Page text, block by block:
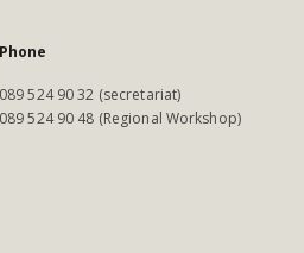
Phone
089 524 90 32 (secretariat)
089 524 90 48 (Regional Workshop)